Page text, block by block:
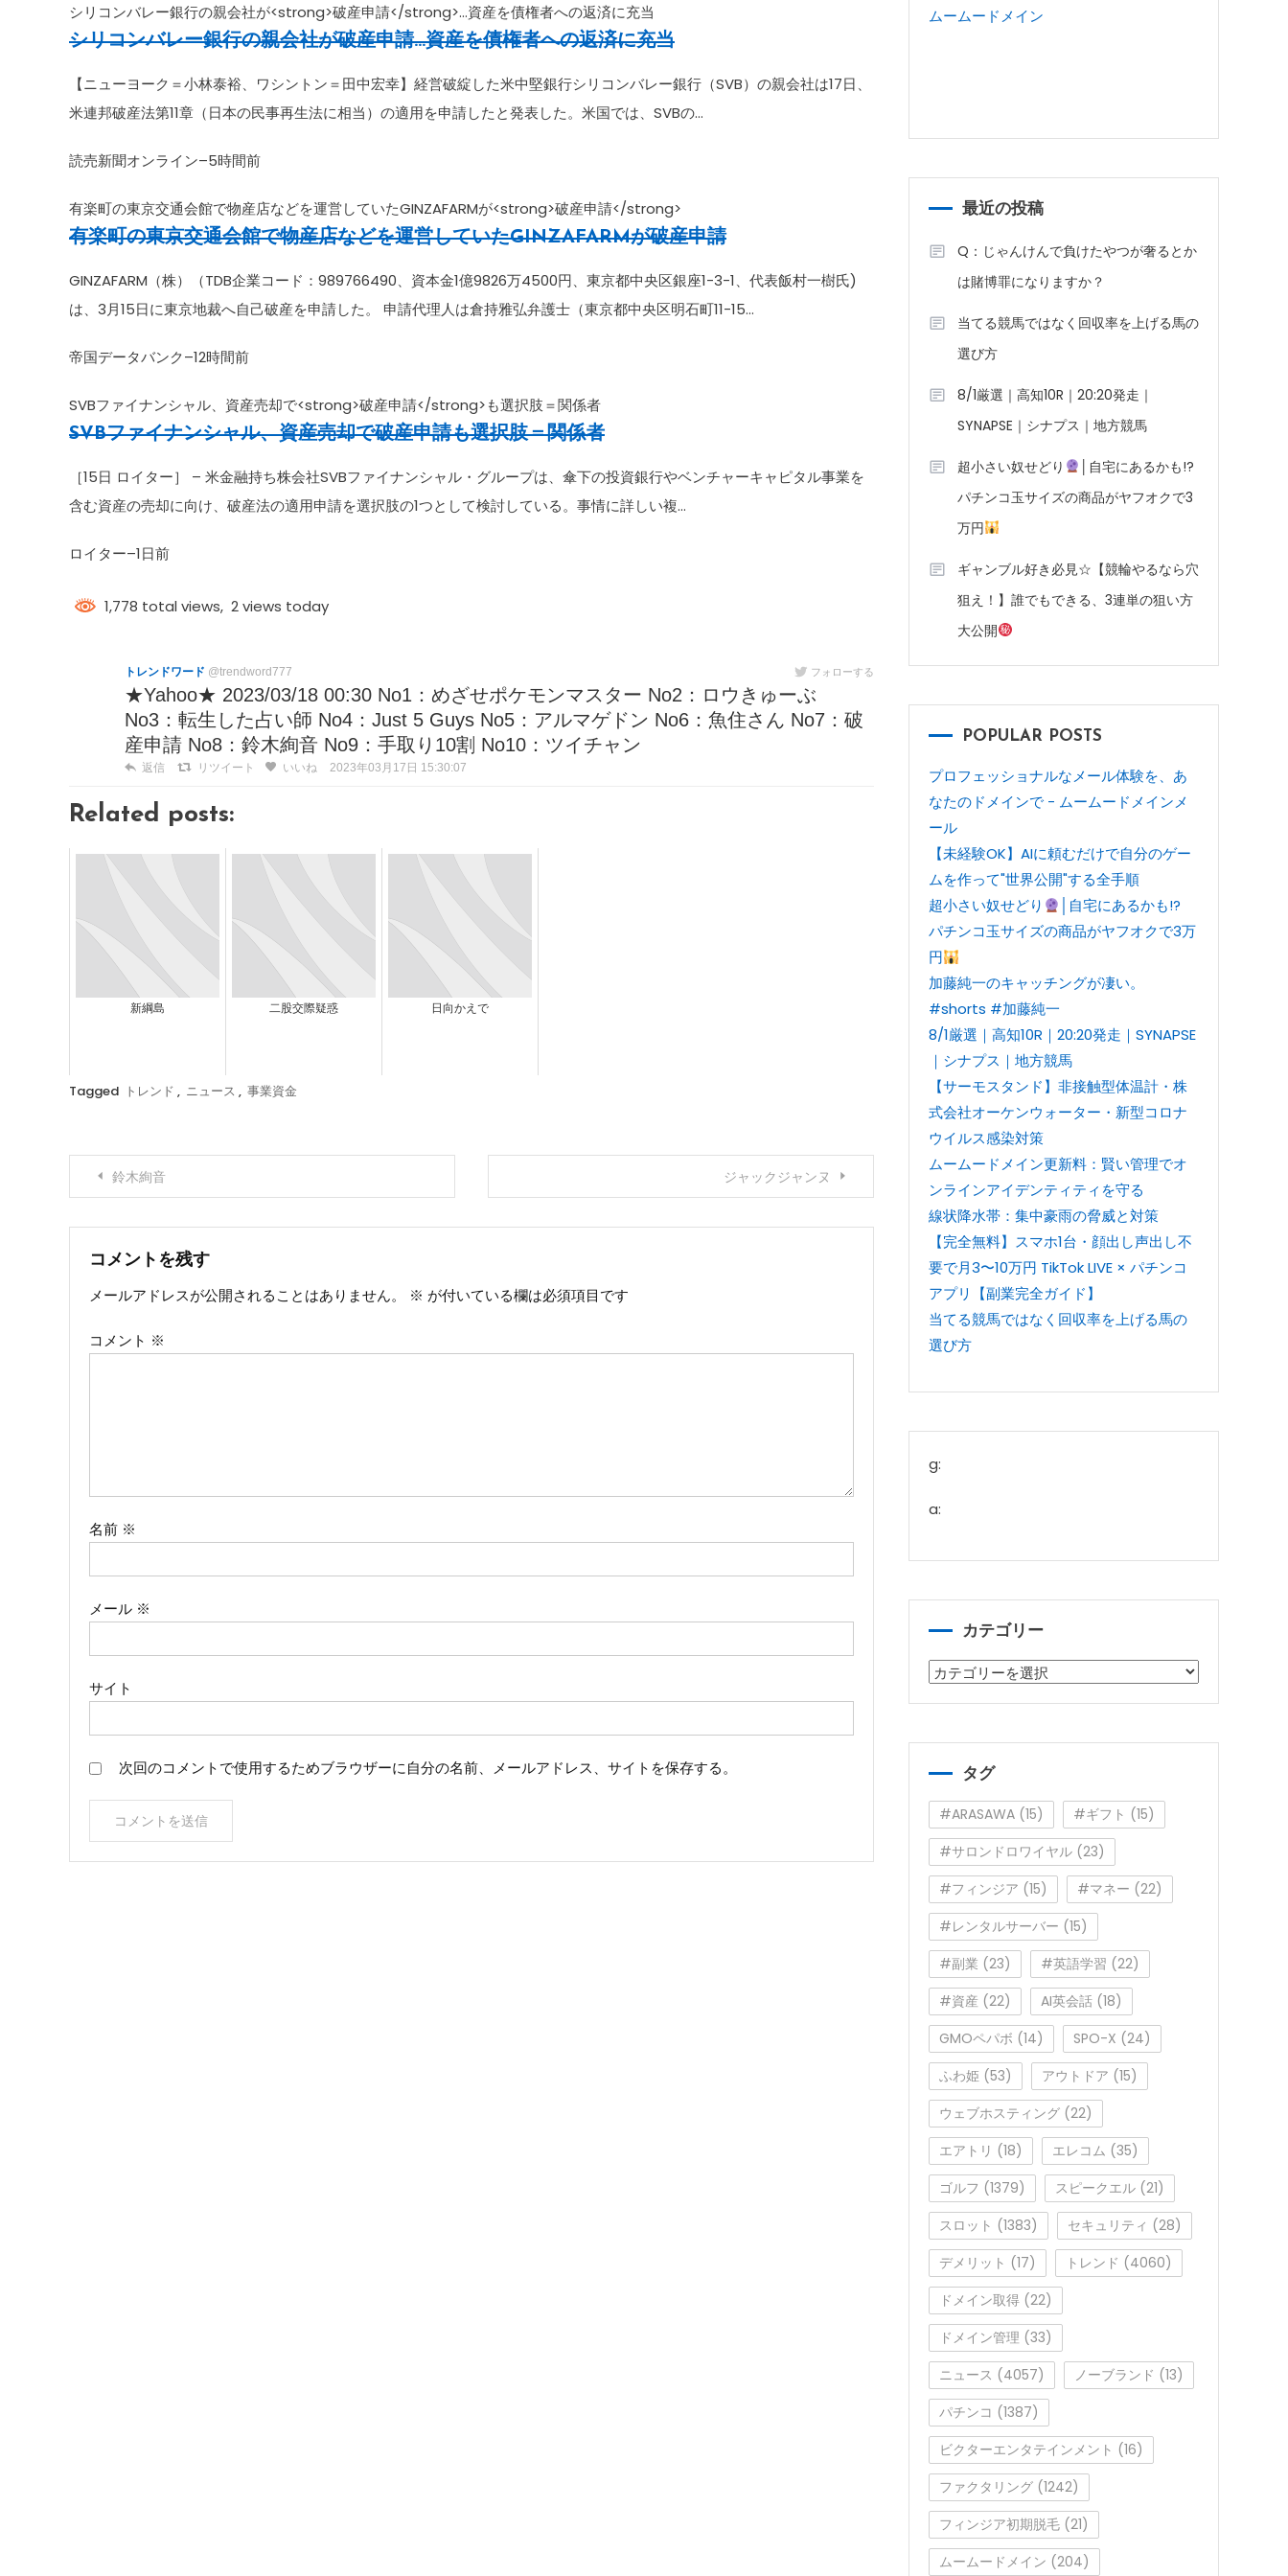
シリコンバレー銀行の親会社が<strong>破産申請</strong>…資産を債権者への返済に充当
シリコンバレー銀行の親会社が破産申請…資産を債権者への返済に充当
【ニューヨーク＝小林泰裕、ワシントン＝田中宏幸】経営破綻した米中堅銀行シリコンバレー銀行（SVB）の親会社は17日、
米連邦破産法第11章（日本の民事再生法に相当）の適用を申請したと発表した。米国では、SVBの…
読売新聞オンライン–5時間前
有楽町の東京交通会館で物産店などを運営していたGINZAFARMが<strong>破産申請</strong>
有楽町の東京交通会館で物産店などを運営していたGINZAFARMが破産申請
GINZAFARM（株）（TDB企業コード：989766490、資本金1億9826万4500円、東京都中央区銀座1-3-1、代表飯村一樹氏)
は、3月15日に東京地裁へ自己破産を申請した。 申請代理人は倉持雅弘弁護士（東京都中央区明石町11-15…
帝国データバンク–12時間前
SVBファイナンシャル、資産売却で<strong>破産申請</strong>も選択肢＝関係者
SVBファイナンシャル、資産売却で破産申請も選択肢＝関係者
［15日 ロイター］ – 米金融持ち株会社SVBファイナンシャル・グループは、傘下の投資銀行やベンチャーキャピタル事業を
含む資産の売却に向け、破産法の適用申請を選択肢の1つとして検討している。事情に詳しい複…
ロイター–1日前
1,778 total views, 2 views today
トレンドワード @trendword777 フォローする
★Yahoo★ 2023/03/18 00:30 No1：めざせポケモンマスター No2：ロウきゅーぶ
No3：転生した占い師 No4：Just 5 Guys No5：アルマゲドン No6：魚住さん No7：破
産申請 No8：鈴木絢音 No9：手取り10割 No10：ツイチャン
返信 リツイート いいね 2023年03月17日 15:30:07
Related posts:
新綱島 二股交際疑惑 日向かえで
Tagged トレンド , ニュース , 事業資金
ナ
ビ
ゲ
ン
鈴木絢音 ジャックジャンヌ
コメントを残す
メールアドレスが公開されることはありません。 ※ が付いている欄は必須項目です
コメント ※
名前 ※
メール ※
サイト
次回のコメントで使用するためブラウザーに自分の名前、メールアドレス、サイトを保存する。
ムームードメイン
最近の投稿
Q：じゃんけんで負けたやつが奢るとか
は賭博罪になりますか？
当てる競馬ではなく回収率を上げる馬の
選び方
8/1厳選｜高知10R｜20:20発走｜
SYNAPSE｜シナプス｜地方競馬
超小さい奴せどり
│自宅にあるかも!?
パチンコ玉サイズの商品がヤフオクで3
万円
ギャンブル好き必見☆【競輪やるなら穴
狙え！】誰でもできる、3連単の狙い方
大公開
POPULAR POSTS
プロフェッショナルなメール体験を、あ
なたのドメインで - ムームードメインメ
ール
【未経験OK】AIに頼むだけで自分のゲー
ムを作って"世界公開"する全手順
超小さい奴せどり
│自宅にあるかも!?
パチンコ玉サイズの商品がヤフオクで3万
円
加藤純一のキャッチングが凄い。
#shorts #加藤純一
8/1厳選｜高知10R｜20:20発走｜SYNAPSE
｜シナプス｜地方競馬
【サーモスタンド】非接触型体温計・株
式会社オーケンウォーター・新型コロナ
ウイルス感染対策
ムームードメイン更新料：賢い管理でオ
ンラインアイデンティティを守る
線状降水帯：集中豪雨の脅威と対策
【完全無料】スマホ1台・顔出し声出し不
要で月3〜10万円 TikTok LIVE × パチンコ
アプリ【副業完全ガイド】
当てる競馬ではなく回収率を上げる馬の
選び方
g:
a:
カテゴリー
カ
リ
ー
タグ
#ARASAWA (15) #ギフト (15)
#サロンドロワイヤル (23)
#フィンジア (15) #マネー (22)
#レンタルサーバー (15)
#副業 (23) #英語学習 (22)
#資産 (22) AI英会話 (18)
GMOペパボ (14) SPO-X (24)
ふわ姫 (53) アウトドア (15)
ウェブホスティング (22)
エアトリ (18) エレコム (35)
ゴルフ (1379) スピークエル (21)
スロット (1383) セキュリティ (28)
デメリット (17) トレンド (4060)
ドメイン取得 (22)
ドメイン管理 (33)
ニュース (4057) ノーブランド (13)
パチンコ (1387)
ビクターエンタテインメント (16)
ファクタリング (1242)
フィンジア初期脱毛 (21)
ムームードメイン (204)